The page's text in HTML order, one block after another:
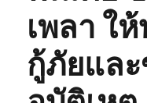
เพลา ใ
กู้ภัยแล